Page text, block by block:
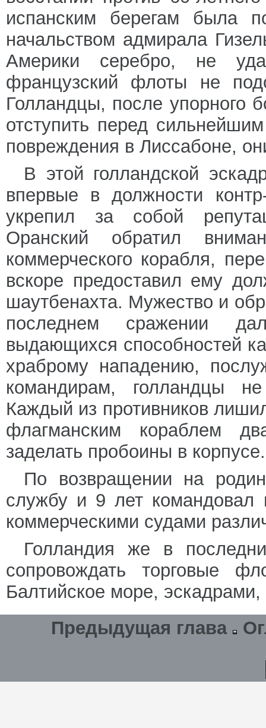
испанским берегам была
начальством адмирала
Америки серебро, не
французский флоты не
Голландцы, после упорного
отступить перед
повреждения в Лиссабоне,
В этой голландской
впервые в должности
укрепил за собой
Оранский обратил
коммерческого корабля,
вскоре предоставил ему
шаутбенахта. Мужество и
последнем сражении
выдающихся способностей
храброму нападению,
командирам, голландцы
Каждый из противников
флагманским кораблем
заделать пробоины в корпусе.
По возвращении на
службу и 9 лет командовал
коммерческими судами
Голландия же в
сопровождать торговые
Балтийское море,
Предыдущая глава